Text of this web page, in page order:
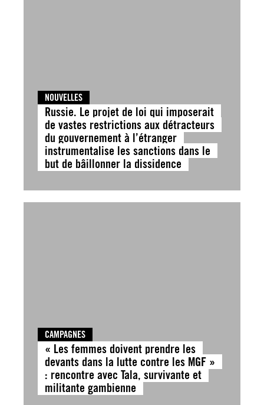
NOUVELLES
Russie. Le projet de loi qui imposerait
de vastes restrictions aux détracteurs
du gouvernement à l’étranger
instrumentalise les sanctions dans le
but de bâillonner la dissidence
CAMPAGNES
« Les femmes doivent prendre les
devants dans la lutte contre les MGF »
: rencontre avec Tala, survivante et
militante gambienne